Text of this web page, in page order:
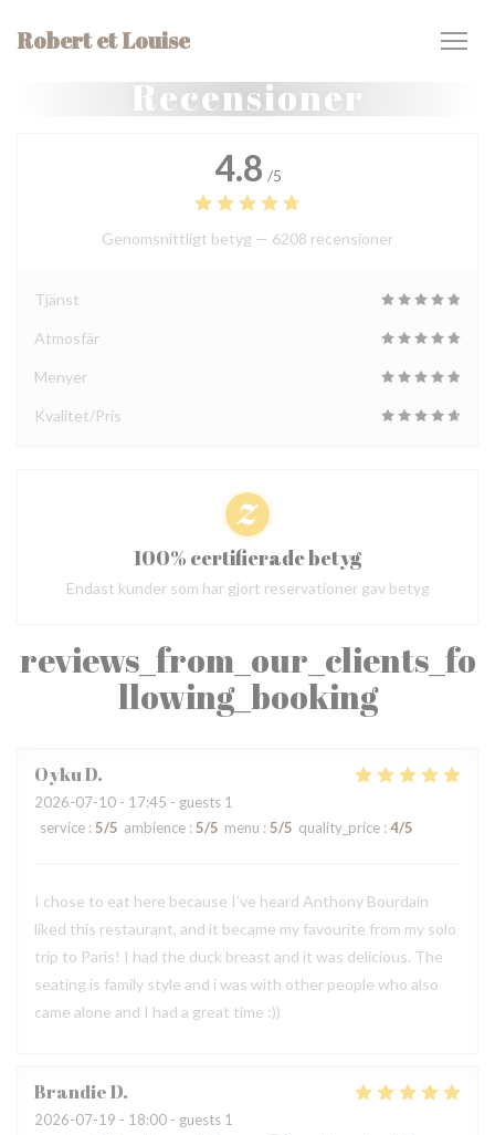
Robert et Louise
Recensioner
reviews_from_our_clients_fo
llowing_booking
OykuD
2026-07-10 - 17:45 - guests 1
service : 5/5 ambience : 5/5 menu : 5/5 quality_price : 4/5
I chose to eat here because I’ve heard Anthony Bourdain
liked this restaurant, and it became my favourite from my solo
trip to Paris! I had the duck breast and it was delicious. The
seating is family style and i was with other people who also
came alone and I had a great time :))
BrandieD
2026-07-19 - 18:00 - guests 1
4.8 /5
Genomsnittligt betyg — 6208 recensioner
Tjänst
Atmosfär
Menyer
Kvalitet/Pris
100% certifierade betyg
Endast kunder som har gjort reservationer gav betyg